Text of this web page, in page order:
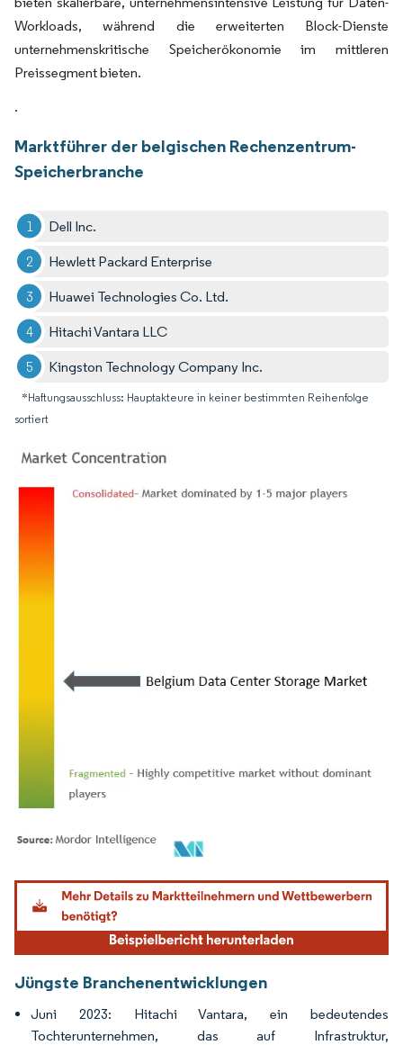
Workloads, während die erweiterten Block-Dienste
unternehmenskritische Speicherökonomie im mittleren
Preissegment bieten.
.
Marktführer der belgischen Rechenzentrum-
Speicherbranche
Dell Inc.
Hewlett Packard Enterprise
Huawei Technologies Co. Ltd.
Hitachi Vantara LLC
Kingston Technology Company Inc.
*Haftungsausschluss: Hauptakteure in keiner bestimmten Reihenfolge
sortiert
Bild © Mordor Intelligence. Wiederverwendung erfordert Namensnennung gemäß
Jüngste Branchenentwicklungen
Juni 2023: Hitachi Vantara, ein bedeutendes
Tochterunternehmen, das auf Infrastruktur,